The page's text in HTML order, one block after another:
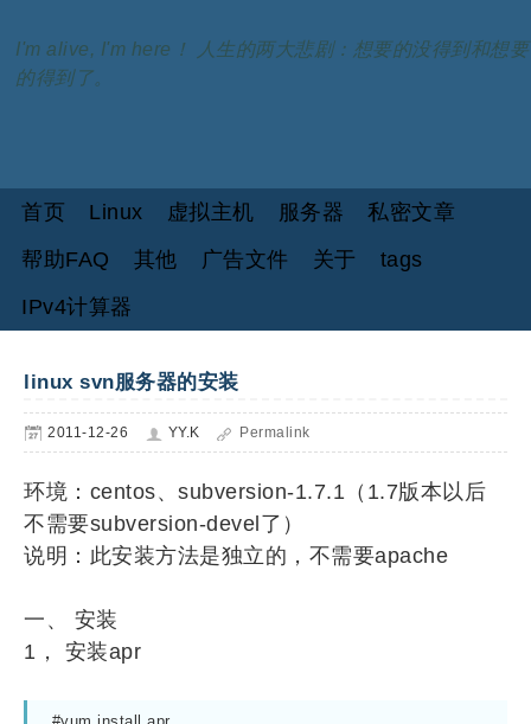
I'm alive, I'm here！ 人生的两大悲剧：想要的没得到和想要
的得到了。
首页 Linux 虚拟主机 服务器
私密文章
帮助FAQ
其他 广告文件 关于
tags
IPv4计算器
linux svn服务器的安装
2011-12-26 YY.K Permalink
环境：centos、subversion-1.7.1（1.7版本以后
不需要subversion-devel了）
说明：此安装方法是独立的，不需要apache
一、 安装
1， 安装apr